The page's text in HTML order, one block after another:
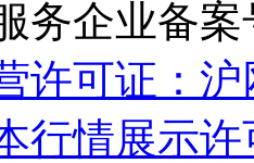
务企业备案
许可证：
行情展示许